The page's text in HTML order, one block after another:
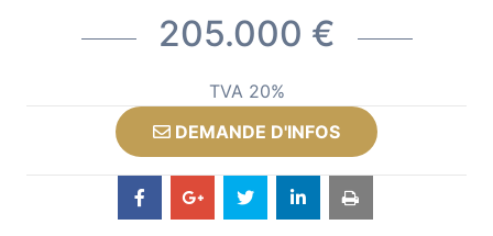
205.000 €
TVA 20%
DEMANDE D'INFOS